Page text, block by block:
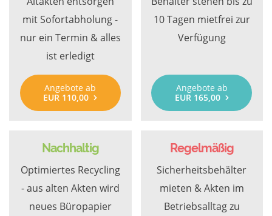
mit Sofortabholung -
nur ein Termin & alles
ist erledigt
Angebote ab
EUR 110,00
10 Tagen mietfrei zur
Verfügung
Angebote ab
EUR 165,00
Nachhaltig
Optimiertes Recycling
- aus alten Akten wird
neues Büropapier
Regelmäßig
Sicherheitsbehälter
mieten & Akten im
Betriebsalltag zu